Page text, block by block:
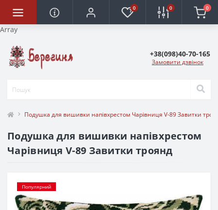
Array
0 0 0
+38(098)40-70-165
Замовити дзвінок
Подушка для вишивки напівхрестом Чарівниця V-89 Завитки
Подушка для вишивки напівхрестом
Чарівниця V-89 Завитки троянд
Популярний